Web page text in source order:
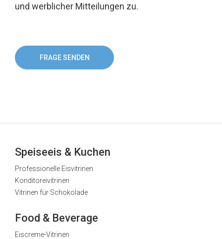
und werblicher Mitteilungen zu.
FRAGE SENDEN
Speiseeis & Kuchen
Professionelle Eisvitrinen
Konditoreivitrinen
Vitrinen für Schokolade
Food & Beverage
Eiscreme-Vitrinen